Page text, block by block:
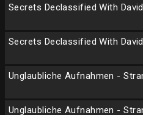
Secrets Declassified With
Secrets Declassified With
Unglaubliche Aufnahmen -
Unglaubliche Aufnahmen -